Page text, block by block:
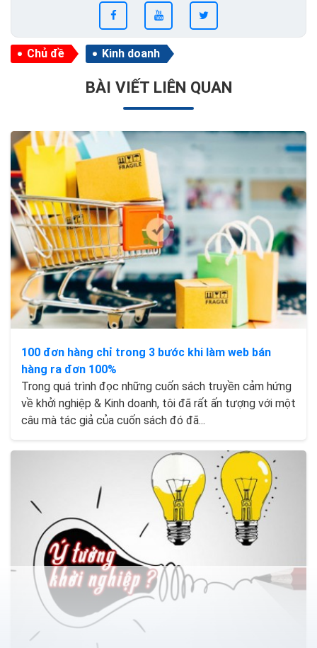
Chủ đề Kinh doanh
BÀI VIẾT LIÊN QUAN
100 đơn hàng chỉ trong 3 bước khi làm web bán
hàng ra đơn 100%
Trong quá trình đọc những cuốn sách truyền cảm hứng
về khởi nghiệp & Kinh doanh, tôi đã rất ấn tượng với một
câu mà tác giả của cuốn sách đó đã...